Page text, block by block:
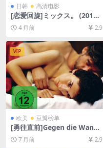
日韩 高清电影
[恋爱回旋]ミックス。 (2017)
[百度网盘+夸克网盘1080P超
清未删减资源][网盘在线播放/
下载][MP4/8GB][中文字幕]
4 月前 2.9
VIP
欧美 豆瓣榜单
[勇往直前]Gegen die Wand
(2004)[百度网盘+夸克网盘10
80P超清未删减资源][网盘在
7 月前 2.9